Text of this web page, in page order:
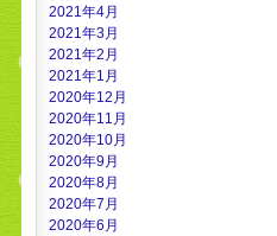
2021年4月
2021年3月
2021年2月
2021年1月
2020年12月
2020年11月
2020年10月
2020年9月
2020年8月
2020年7月
2020年6月